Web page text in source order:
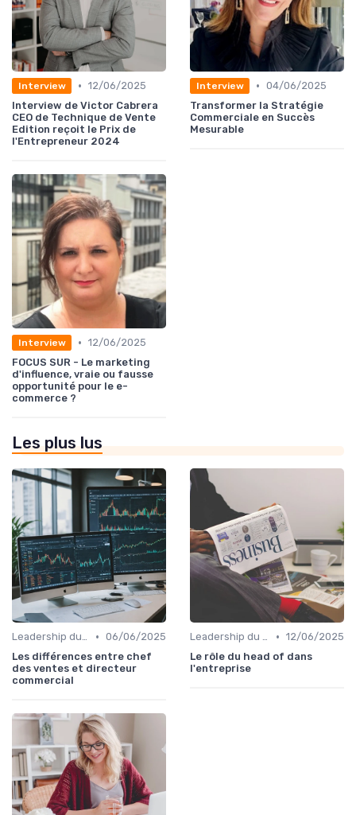
Interview • 12/06/2025
Interview de Victor Cabrera
CEO de Technique de Vente
Edition reçoit le Prix de
l'Entrepreneur 2024
Interview • 04/06/2025
Transformer la Stratégie
Commerciale en Succès
Mesurable
Interview • 12/06/2025
FOCUS SUR - Le marketing
d'influence, vraie ou fausse
opportunité pour le e-
commerce ?
Les plus lus
Leadership du directeur commercial • 06/06/2025
Les différences entre chef
des ventes et directeur
commercial​
Leadership du directeur commercial • 12/06/2025
Le rôle du head of dans
l'entreprise